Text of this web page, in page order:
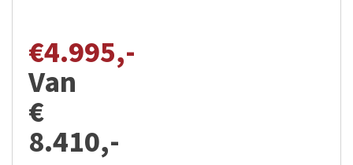
€4.995,-
Van
€
8.410,-